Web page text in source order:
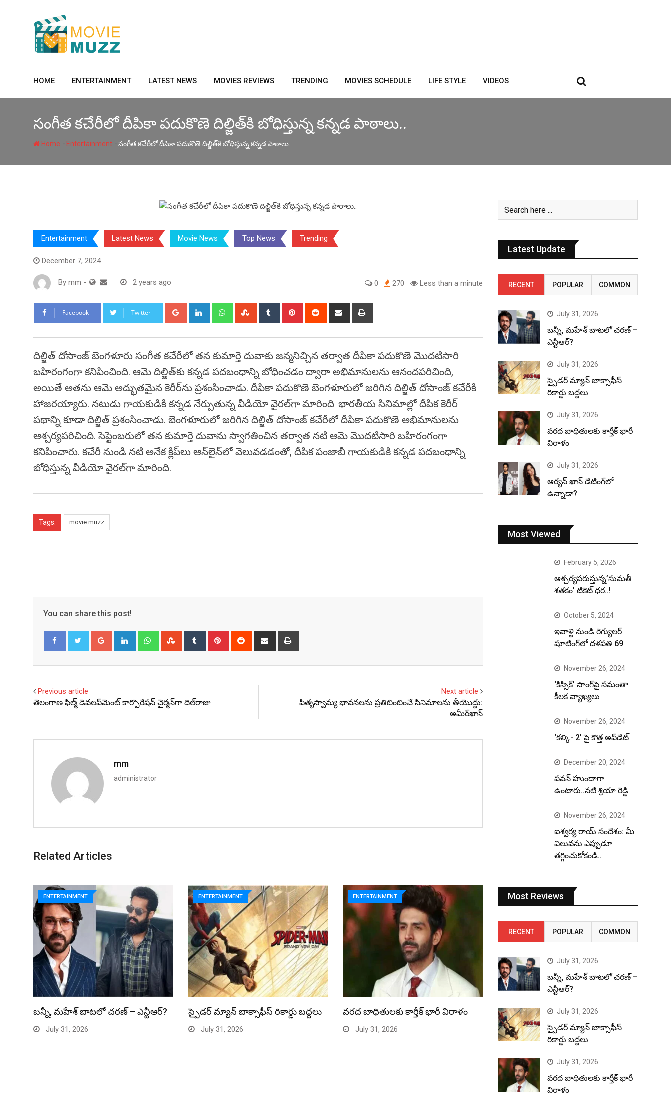
HOME ENTERTAINMENT LATEST NEWS MOVIES REVIEWS TRENDING MOVIES SCHEDULE LIFE STYLE VIDEOS
సంగీత కచేరీలో దీపికా పదుకొణె దిల్జిత్‌కి బోధిస్తున్న కన్నడ పాఠాలు..
Home - Entertainment -సంగీత కచేరీలో దీపికా పదుకొణె దిల్జిత్‌కి బోధిస్తున్న కన్నడ పాఠాలు..
Entertainment Latest News Movie News Top News Trending
December 7, 2024
By mm - 2 years ago 0 270 Less than a minute
Facebook Twitter Google+ LinkedIn WhatsappStumbleUpon
Tumblr Pinterest Reddit
Share
దిల్జిత్ దోసాంజ్ బెంగళూరు సంగీత కచేరీలో తన కుమార్తె దువాకు జన్మనిచ్చిన తర్వాత దీపికా పదుకొణె మొదటిసారి
బహిరంగంగా కనిపించింది. ఆమె దిల్జిత్‌కు కన్నడ పదబంధాన్ని బోధించడం ద్వారా అభిమానులను ఆనందపరిచింది,
అయితే అతను ఆమె అద్భుతమైన కెరీర్‌ను ప్రశంసించాడు. దీపికా పదుకొణె బెంగళూరులో జరిగిన దిల్జిత్ దోసాంజ్ కచేరీకి
హాజరయ్యారు. నటుడు గాయకుడికి కన్నడ నేర్పుతున్న వీడియో వైరల్‌గా మారింది. భారతీయ సినిమాల్లో దీపిక కెరీర్
పథాన్ని కూడా దిల్జిత్ ప్రశంసించాడు. బెంగళూరులో జరిగిన దిల్జిత్ దోసాంజ్ కచేరీలో దీపికా పదుకొణె అభిమానులను
ఆశ్చర్యపరిచింది. సెప్టెంబరులో తన కుమార్తె దువాను స్వాగతించిన తర్వాత నటి ఆమె మొదటిసారి బహిరంగంగా
కనిపించారు. కచేరీ నుండి నటి అనేక క్లిప్‌లు ఆన్‌లైన్‌లో వెలువడడంతో, దీపిక పంజాబీ గాయకుడికి కన్నడ పదబంధాన్ని
బోధిస్తున్న వీడియో వైరల్‌గా మారింది.
Tags: movie muzz
You can share this post!
Google+ LinkedIn WhatsappStumbleUpon
Tumblr Pinterest Reddit
Share
Previous article
తెలంగాణ ఫిల్మ్‌ డెవలప్‌మెంట్‌ కార్పొరేషన్‌ చైర్మన్‌గా దిల్‌‌రాజు
Next article
పితృస్వామ్య భావనలను ప్రతిబింబించే సినిమాలను తీయొద్దు:
అమీర్‌ఖాన్‌
mm
administrator
Related Articles
ENTERTAINMENT
బన్నీ, మహేశ్ బాటలో చరణ్ – ఎన్టీఆర్?
July 31, 2026
ENTERTAINMENT
స్పైడర్ మ్యాన్ బాక్సాఫీస్ రికార్డు బద్దలు
July 31, 2026
ENTERTAINMENT
వరద బాధితులకు కార్తీక్ భారీ విరాళం
July 31, 2026
Latest Update
RECENT POPULAR COMMON
July 31, 2026
బన్నీ, మహేశ్ బాటలో చరణ్ –
ఎన్టీఆర్?
July 31, 2026
స్పైడర్ మ్యాన్ బాక్సాఫీస్
రికార్డు బద్దలు
July 31, 2026
వరద బాధితులకు కార్తీక్ భారీ
విరాళం
July 31, 2026
ఆర్యన్ ఖాన్ డేటింగ్‌లో
ఉన్నాడా?
Most Viewed
February 5, 2026
ఆశ్చర్యపరుస్తున్న’సుమతీ
శతకం’ టికెట్ ధర..!
October 5, 2024
ఇవాళ్టి నుండి రెగ్యులర్
షూటింగ్‌లో దళపతి 69
November 26, 2024
‘కిస్సిక్’ సాంగ్‌పై సమంతా
కీలక వ్యాఖ్యలు
November 26, 2024
‘కల్కి- 2’ పై కొత్త అప్‌డేట్
December 20, 2024
పవన్ హుందాగా
ఉంటారు..నటి శ్రియా రెడ్డి
November 26, 2024
ఐశ్వర్య రాయ్ సందేశం: మీ
విలువను ఎప్పుడూ
తగ్గించుకోకండి..
Most Reviews
RECENT POPULAR COMMON
July 31, 2026
బన్నీ, మహేశ్ బాటలో చరణ్ –
ఎన్టీఆర్?
July 31, 2026
స్పైడర్ మ్యాన్ బాక్సాఫీస్
రికార్డు బద్దలు
July 31, 2026
వరద బాధితులకు కార్తీక్ భారీ
విరాళం